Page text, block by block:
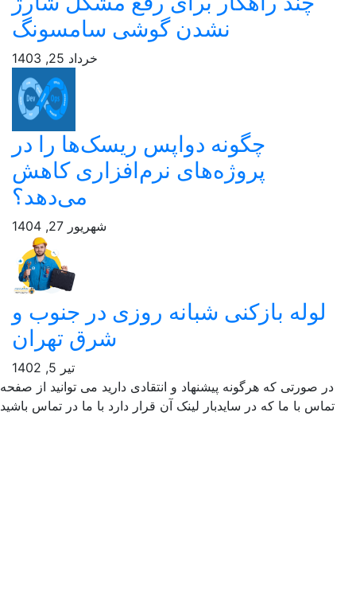
نشدن گوشی سامسونگ
چگونه دواپس ریسک‌ها را در
پروژه‌های نرم‌افزاری کاهش
می‌دهد؟
بازکنی شبانه روزی در جنوب و
شرق تهران
که هرگونه پیشنهاد و انتقادی دارید می توانید از صفحه
که در سایدبار لینک آن قرار دارد با ما در تماس باشید